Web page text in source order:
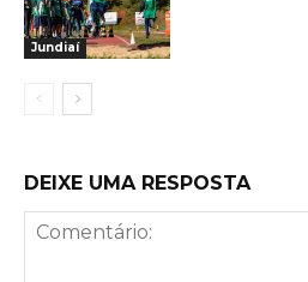
Jundiaí
DEIXE UMA RESPOSTA